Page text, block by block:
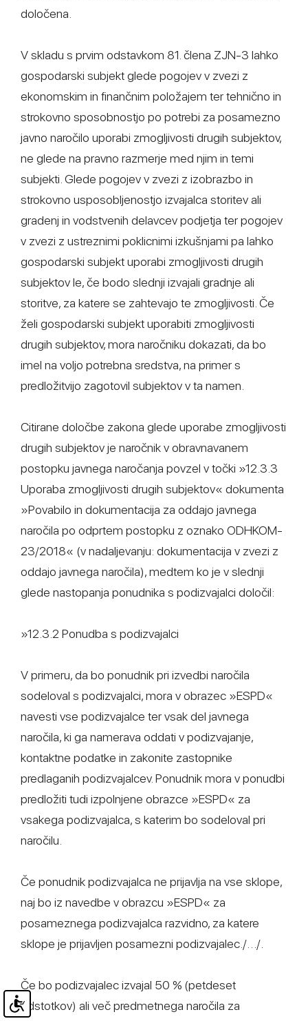
določena.
V skladu s prvim odstavkom 81. člena ZJN-3 lahko
gospodarski subjekt glede pogojev v zvezi z
ekonomskim in finančnim položajem ter tehnično in
strokovno sposobnostjo po potrebi za posamezno
javno naročilo uporabi zmogljivosti drugih subjektov,
ne glede na pravno razmerje med njim in temi
subjekti. Glede pogojev v zvezi z izobrazbo in
strokovno usposobljenostjo izvajalca storitev ali
gradenj in vodstvenih delavcev podjetja ter pogojev
v zvezi z ustreznimi poklicnimi izkušnjami pa lahko
gospodarski subjekt uporabi zmogljivosti drugih
subjektov le, če bodo slednji izvajali gradnje ali
storitve, za katere se zahtevajo te zmogljivosti. Če
želi gospodarski subjekt uporabiti zmogljivosti
drugih subjektov, mora naročniku dokazati, da bo
imel na voljo potrebna sredstva, na primer s
predložitvijo zagotovil subjektov v ta namen.
Citirane določbe zakona glede uporabe zmogljivosti
drugih subjektov je naročnik v obravnavanem
postopku javnega naročanja povzel v točki »12.3.3
Uporaba zmogljivosti drugih subjektov« dokumenta
»Povabilo in dokumentacija za oddajo javnega
naročila po odprtem postopku z oznako ODHKOM-
23/2018« (v nadaljevanju: dokumentacija v zvezi z
oddajo javnega naročila), medtem ko je v slednji
glede nastopanja ponudnika s podizvajalci določil:
»12.3.2 Ponudba s podizvajalci
V primeru, da bo ponudnik pri izvedbi naročila
sodeloval s podizvajalci, mora v obrazec »ESPD«
navesti vse podizvajalce ter vsak del javnega
naročila, ki ga namerava oddati v podizvajanje,
kontaktne podatke in zakonite zastopnike
predlaganih podizvajalcev. Ponudnik mora v ponudbi
predložiti tudi izpolnjene obrazce »ESPD« za
vsakega podizvajalca, s katerim bo sodeloval pri
naročilu.
Če ponudnik podizvajalca ne prijavlja na vse sklope,
naj bo iz navedbe v obrazcu »ESPD« za
posameznega podizvajalca razvidno, za katere
sklope je prijavljen posamezni podizvajalec./…/.
Če bo podizvajalec izvajal 50 % (petdeset
odstotkov) ali več predmetnega naročila za